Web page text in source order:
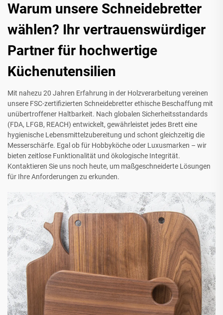
Warum unsere Schneidebretter
wählen? Ihr vertrauenswürdiger
Partner für hochwertige
Küchenutensilien
Mit nahezu 20 Jahren Erfahrung in der Holzverarbeitung vereinen
unsere FSC-zertifizierten Schneidebretter ethische Beschaffung mit
unübertroffener Haltbarkeit. Nach globalen Sicherheitsstandards
(FDA, LFGB, REACH) entwickelt, gewährleistet jedes Brett eine
hygienische Lebensmittelzubereitung und schont gleichzeitig die
Messerschärfe. Egal ob für Hobbyköche oder Luxusmarken – wir
bieten zeitlose Funktionalität und ökologische Integrität.
Kontaktieren Sie uns noch heute, um maßgeschneiderte Lösungen
für Ihre Anforderungen zu erkunden.